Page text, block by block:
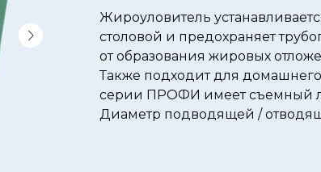
Жироуловитель
столовой и предохраняет
от образования жировых
Также подходит для
серии ПРОФИ имеет съемный
Диаметр подводящей /